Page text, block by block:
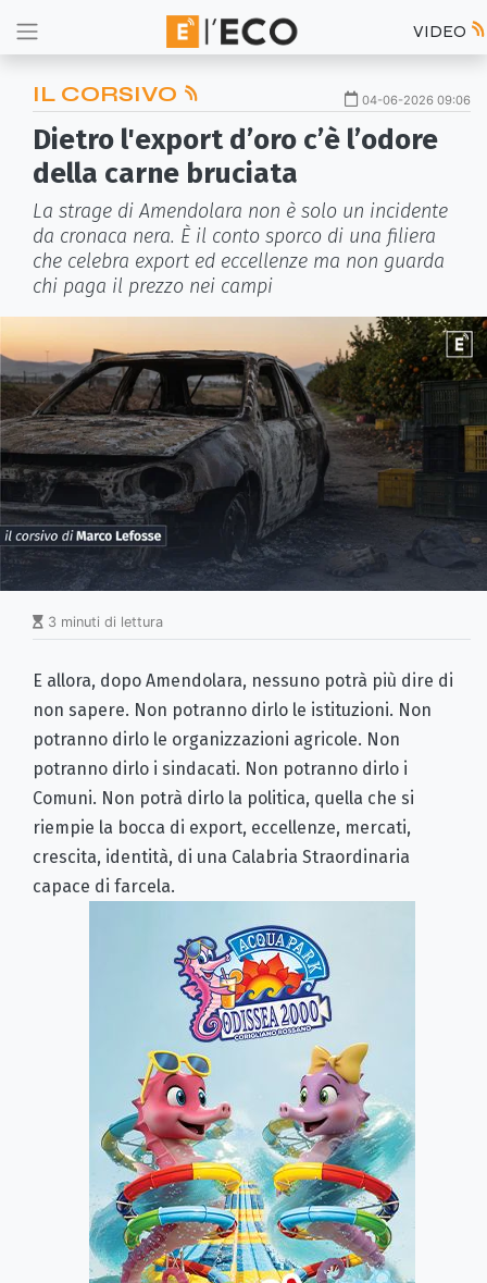
VIDEO
IL CORSIVO 04-06-2026 09:06
Dietro l'export d’oro c’è l’odore
della carne bruciata
La strage di Amendolara non è solo un incidente
da cronaca nera. È il conto sporco di una filiera
che celebra export ed eccellenze ma non guarda
chi paga il prezzo nei campi
3 minuti di lettura
E allora, dopo Amendolara, nessuno potrà più dire di
non sapere. Non potranno dirlo le istituzioni. Non
potranno dirlo le organizzazioni agricole. Non
potranno dirlo i sindacati. Non potranno dirlo i
Comuni. Non potrà dirlo la politica, quella che si
riempie la bocca di export, eccellenze, mercati,
crescita, identità, di una Calabria Straordinaria
capace di farcela.